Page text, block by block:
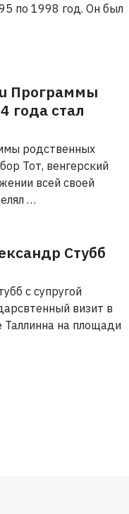
по 1998 год. Он был
Программы
года стал
родственных
Тот, венгерский
всей своей
…
Стубб
с супругой
визит в
на площади